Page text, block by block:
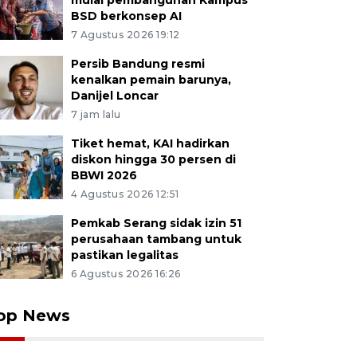
BSD berkonsep AI
7 Agustus 2026 19:12
Persib Bandung resmi
kenalkan pemain barunya,
Danijel Loncar
7 jam lalu
Tiket hemat, KAI hadirkan
diskon hingga 30 persen di
BBWI 2026
4 Agustus 2026 12:51
Pemkab Serang sidak izin 51
perusahaan tambang untuk
pastikan legalitas
6 Agustus 2026 16:26
News